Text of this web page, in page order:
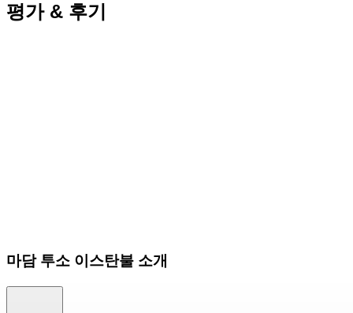
평가 & 후기
마담 투소 이스탄불 소개